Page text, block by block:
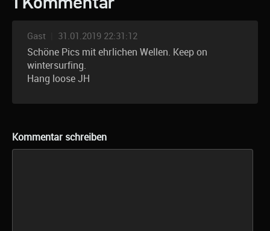
Gast 31.01.2019 22:31:12
Schöne Pics mit ehrlichen Wellen. Keep on
wintersurfing.
Hang loose JH
Kommentar schreiben